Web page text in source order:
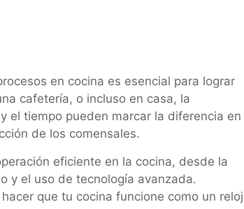
en cocina es esencial para lograr
cafetería, o incluso en casa, la
el tiempo pueden marcar la diferencia en
de los comensales.
eficiente en la cocina, desde la
y el uso de tecnología avanzada.
que tu cocina funcione como un reloj